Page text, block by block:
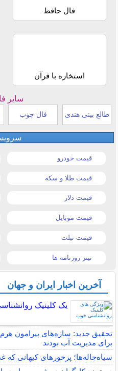
فال حافظ
استخاره با قرآن
سایر
طالع بینی هندی فال چوب
قیمت خودرو
قیمت طلا و سکه
قیمت دلار
قیمت موبایل
قیمت تبلت
تیتر روزنامه ها
آخرین اخبار ایران و جهان
یک کلینیک
تحقیق جدید: سازه‌های پیرامون
برای مدیریت آب بودند
سیاه‌چاله‌ها؛ پرخورهای کیهانی که